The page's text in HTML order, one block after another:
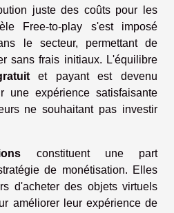
juste des coûts pour les
Free-to-play s'est imposé
le secteur, permettant de
sans frais initiaux. L'équilibre
et payant est devenu
une expérience satisfaisante
ne souhaitant pas investir
constituent une part
de monétisation. Elles
d'acheter des objets virtuels
améliorer leur expérience de